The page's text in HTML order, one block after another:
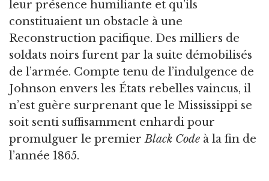
leur présence humiliante et qu’ils
constituaient un obstacle à une
Reconstruction pacifique. Des milliers de
soldats noirs furent par la suite démobilisés
de l’armée. Compte tenu de l’indulgence de
Johnson envers les États rebelles vaincus, il
n’est guère surprenant que le Mississippi se
soit senti suffisamment enhardi pour
promulguer le premierBlack Code à la fin de
l’année 1865.